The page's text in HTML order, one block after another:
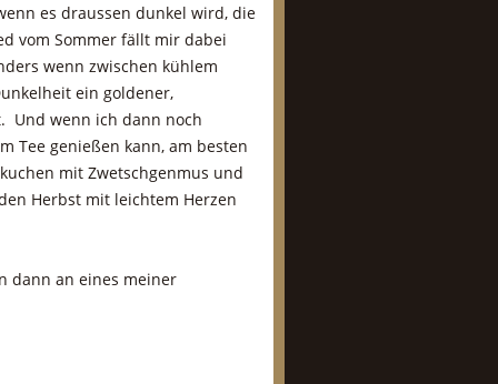
es draussen dunkel wird, die
vom Sommer fällt mir dabei
wenn zwischen kühlem
ein goldener,
Und wenn ich dann noch
Tee genießen kann, am besten
mit Zwetschgenmus und
Herbst mit leichtem Herzen
dann an eines meiner